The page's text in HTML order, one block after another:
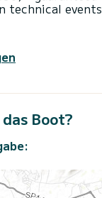
technical events
Boot?